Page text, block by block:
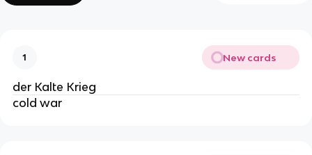
1 New cards
der Kalte Krieg
cold war